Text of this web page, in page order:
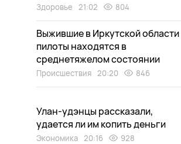
Здоровье 21:02 804
Выжившие в Иркутской области
пилоты находятся в
среднетяжелом состоянии
Происшествия 20:20 846
Улан-удэнцы рассказали,
удается ли им копить деньги
Экономика 20:16 928